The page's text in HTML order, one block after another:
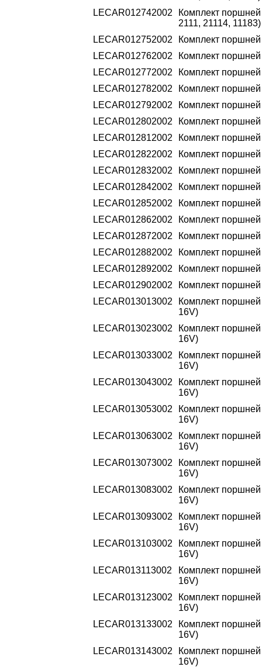
LECAR012742002
Комплект
2111, 21114, 11183)
LECAR012752002
Комплект
LECAR012762002
Комплект
LECAR012772002
Комплект
LECAR012782002
Комплект
LECAR012792002
Комплект
LECAR012802002
Комплект
LECAR012812002
Комплект
LECAR012822002
Комплект
LECAR012832002
Комплект
LECAR012842002
Комплект
LECAR012852002
Комплект
LECAR012862002
Комплект
LECAR012872002
Комплект
LECAR012882002
Комплект
LECAR012892002
Комплект
LECAR012902002
Комплект
LECAR013013002
Комплект
16V)
LECAR013023002
Комплект
16V)
LECAR013033002
Комплект
16V)
LECAR013043002
Комплект
16V)
LECAR013053002
Комплект
16V)
LECAR013063002
Комплект
16V)
LECAR013073002
Комплект
16V)
LECAR013083002
Комплект
16V)
LECAR013093002
Комплект
16V)
LECAR013103002
Комплект
16V)
LECAR013113002
Комплект
16V)
LECAR013123002
Комплект
16V)
LECAR013133002
Комплект
16V)
LECAR013143002
Комплект
16V)